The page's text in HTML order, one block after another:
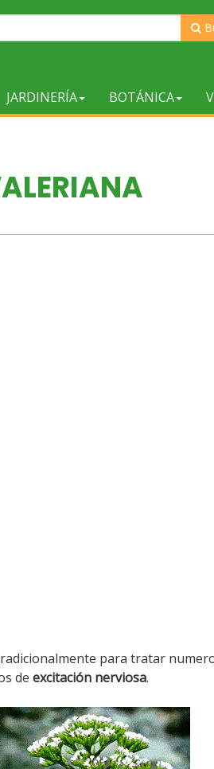
JARDINERÍA BOTÁNICA
para tratar
de excitación nerviosa.